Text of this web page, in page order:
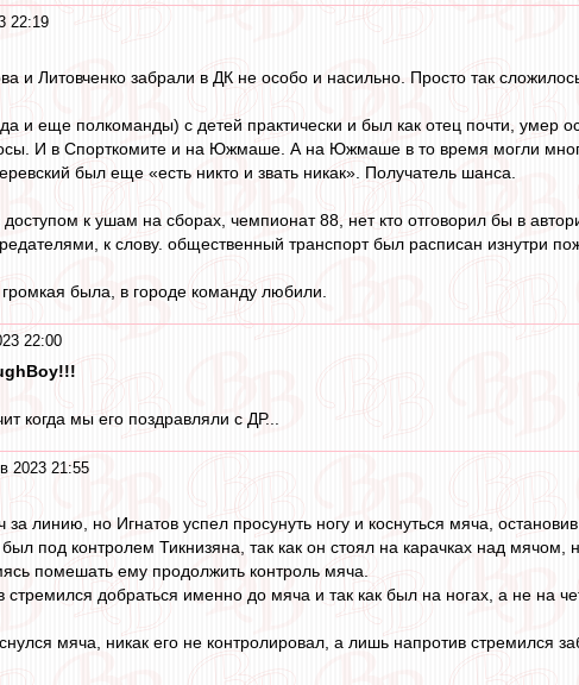
22:19
и Литовченко забрали в ДК не особо и насильно. Просто так
и еще полкоманды) с детей практически и был как отец почти, умер
И в Спорткомите и на Южмаше. А на Южмаше в то время могли
был еще «есть никто и звать никак». Получатель шанса.
к ушам на сборах, чемпионат 88, нет кто отговорил бы в
к слову. общественный транспорт был расписан изнутри
была, в городе команду любили.
22:00
когда мы его поздравляли с ДР...
2023 21:55
линию, но Игнатов успел просунуть ногу и коснуться мяча, остановив
под контролем Тикнизяна, так как он стоял на карачках над мячом,
помешать ему продолжить контроль мяча.
стремился добраться именно до мяча и так как был на ногах, а не на
мяча, никак его не контролировал, а лишь напротив стремился